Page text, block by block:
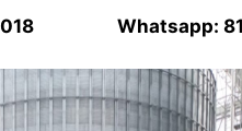
Whatsapp: